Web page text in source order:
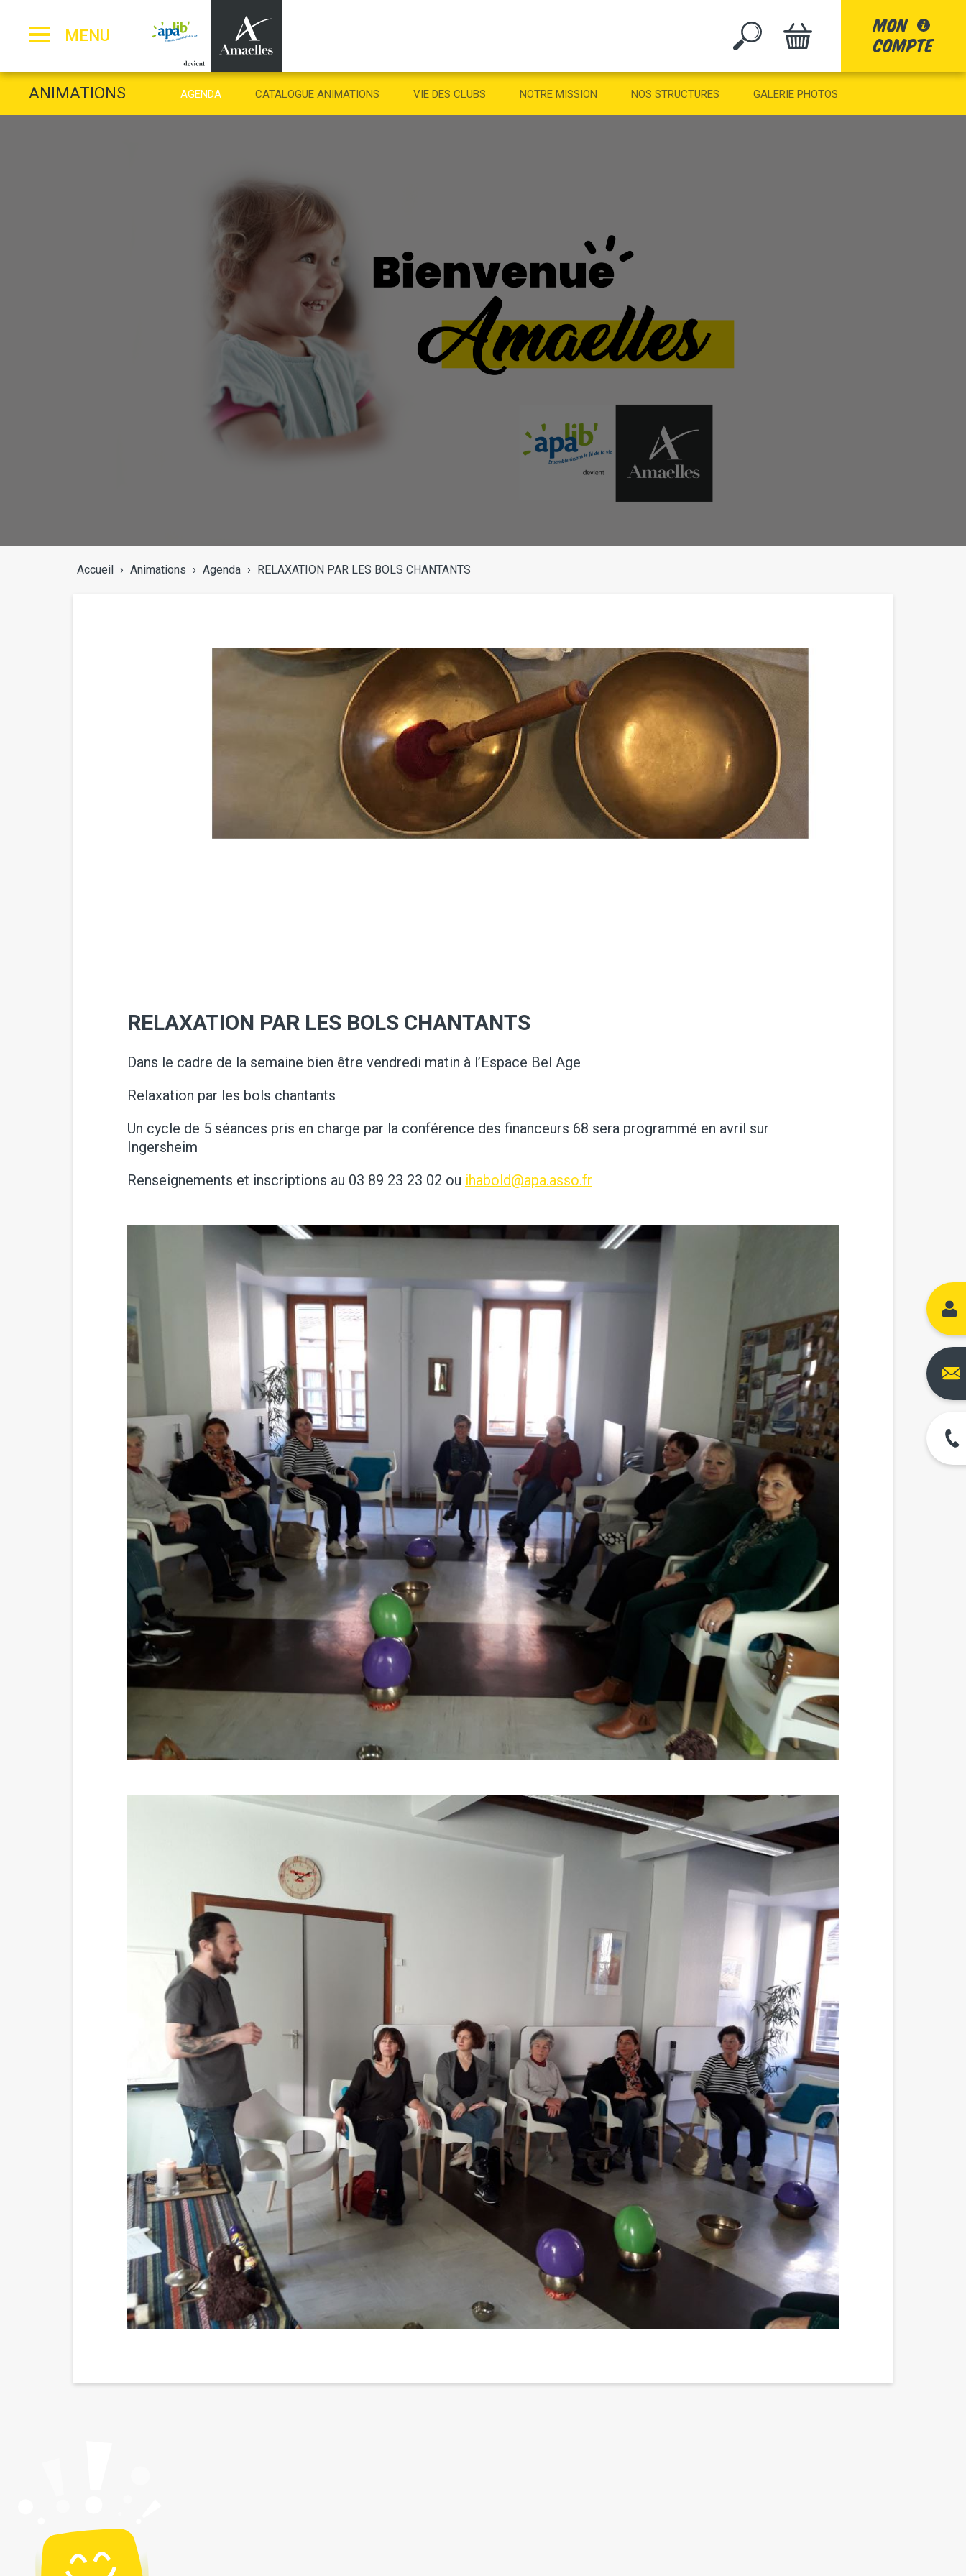
MENU
mon
compte
ANIMATIONS AGENDA CATALOGUE ANIMATIONS VIE DES CLUBS NOTRE MISSION NOS STRUCTURES GALERIE PHOTOS
Accueil › Animations › Agenda › RELAXATION PAR LES BOLS CHANTANTS
RELAXATION PAR LES BOLS CHANTANTS
Dans le cadre de la semaine bien être vendredi matin à l’Espace Bel Age
Relaxation par les bols chantants
Un cycle de 5 séances pris en charge par la conférence des financeurs 68 sera programmé en avril sur
Ingersheim
Renseignements et inscriptions au 03 89 23 23 02 ou ihabold@apa.asso.fr